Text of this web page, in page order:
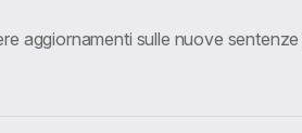
aggiornamenti sulle nuove